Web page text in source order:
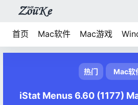
首页 Mac软件 Mac游戏
热门 Mac软
iStat Menus 6.60 (1177)